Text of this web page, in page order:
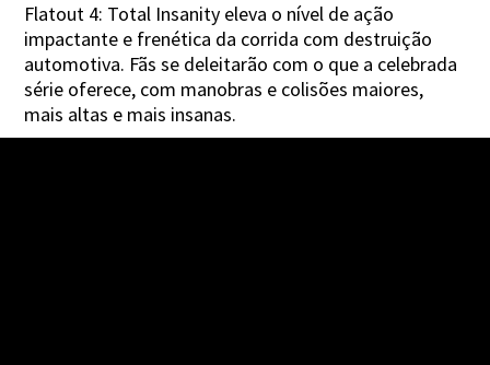
Flatout 4: Total Insanity eleva o nível de ação
impactante e frenética da corrida com destruição
automotiva. Fãs se deleitarão com o que a celebrada
série oferece, com manobras e colisões maiores,
mais altas e mais insanas.